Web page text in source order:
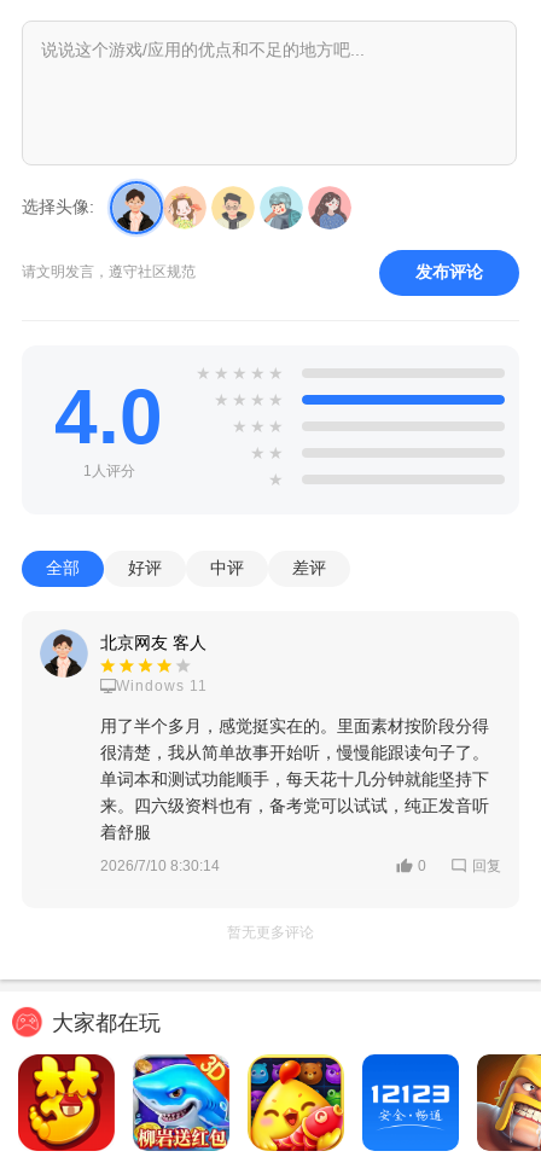
选择头像:
请文明发言，遵守社区规范 发布评论
4.0
1人评分
★ ★ ★ ★ ★
★ ★ ★ ★
★ ★ ★
★ ★
★
全部 好评 中评 差评
北京网友 客人
Windows 11
用了半个多月，感觉挺实在的。里面素材按阶段分得
很清楚，我从简单故事开始听，慢慢能跟读句子了。
单词本和测试功能顺手，每天花十几分钟就能坚持下
来。四六级资料也有，备考党可以试试，纯正发音听
着舒服
2026/7/10 8:30:14 0 回复
暂无更多评论
大家都在玩